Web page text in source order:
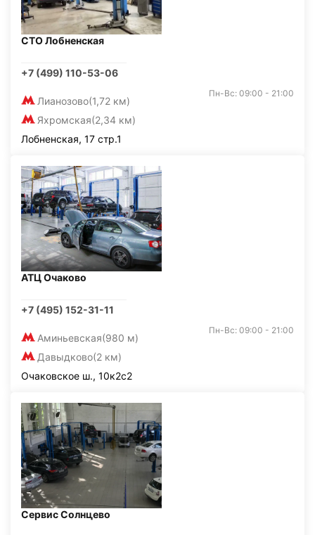
СТО Лобненская
+7 (499) 110-53-06
Лианозово(1,72 км)
Яхромская(2,34 км)
Пн-Вс: 09:00 - 21:00
Лобненская, 17 стр.1
АТЦ Очаково
+7 (495) 152-31-11
Аминьевская(980 м)
Давыдково(2 км)
Пн-Вс: 09:00 - 21:00
Очаковское ш., 10к2с2
Сервис Солнцево